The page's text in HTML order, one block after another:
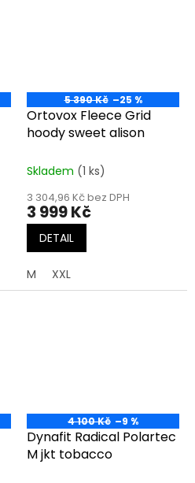
5 390 Kč –25 %
Ortovox Fleece Grid
hoody sweet alison
Skladem (1 ks)
3 304,96 Kč bez DPH
3 999 Kč
DETAIL
M XXL
4 100 Kč –9 %
Dynafit Radical Polartec
M jkt tobacco